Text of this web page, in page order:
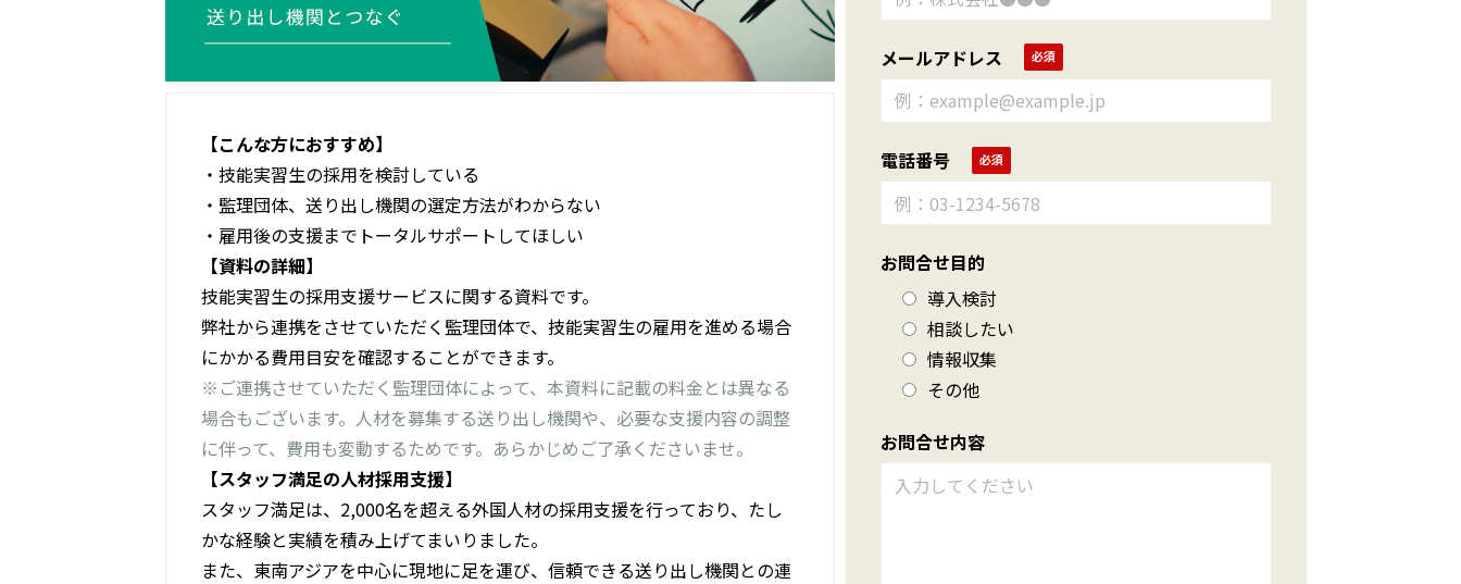
【こんな方におすすめ】
・技能実習生の採用を検討している
・監理団体、送り出し機関の選定方法がわからない
・雇用後の支援までトータルサポートしてほしい
【資料の詳細】
技能実習生の採用支援サービスに関する資料です。
弊社から連携をさせていただく監理団体で、技能実習生の雇用を進める場合
にかかる費用目安を確認することができます。
※ご連携させていただく監理団体によって、本資料に記載の料金とは異なる
場合もございます。人材を募集する送り出し機関や、必要な支援内容の調整
に伴って、費用も変動するためです。あらかじめご了承くださいませ。
【スタッフ満足の人材採用支援】
スタッフ満足は、2,000名を超える外国人材の採用支援を行っており、たし
かな経験と実績を積み上げてまいりました。
また、東南アジアを中心に現地に足を運び、信頼できる送り出し機関との連
メールアドレス
電話番号
お問合せ目的
導入検討
相談したい
情報収集
その他
お問合せ内容